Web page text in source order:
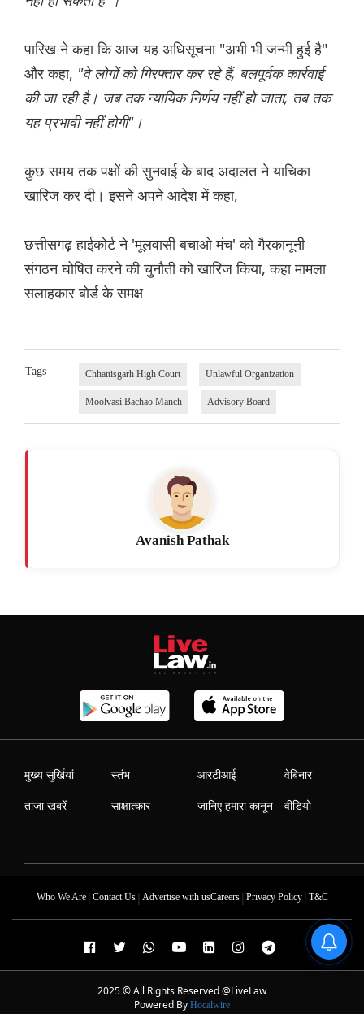
पारिख ने कहा कि आज यह अधिसूचना "अभी भी जन्मी हुई है"
और कहा, "वे लोगों को गिरफ्तार कर रहे हैं, बलपूर्वक कार्रवाई
की जा रही है। जब तक न्यायिक निर्णय नहीं हो जाता, तब तक
यह प्रभावी नहीं होगी"।
कुछ समय तक पक्षों की सुनवाई के बाद अदालत ने याचिका
खारिज कर दी। इसने अपने आदेश में कहा,
छत्तीसगढ़ हाईकोर्ट ने 'मूलवासी बचाओ मंच' को गैरकानूनी
संगठन घोषित करने की चुनौती को खारिज किया, कहा मामला
सलाहकार बोर्ड के समक्ष
Tags Chhattisgarh High Court Unlawful Organization
Moolvasi Bachao Manch Advisory Board
Avanish Pathak
मुख्य सुर्खियां
ताजा खबरें
स्तंभ
साक्षात्कार
आरटीआई
जानिए हमारा कानून
वेबिनार
वीडियो
Who We Are| Contact Us| Advertise with usCareers| Privacy Policy| T&C
2025 © All Rights Reserved @LiveLaw
Powered By Hocalwire